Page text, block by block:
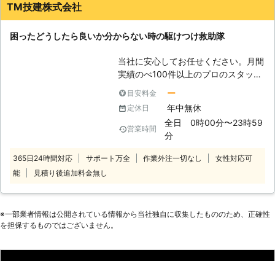
ポータブルバッテリーで充電をするた
めには車のバッテリーにつなげる必要
を間違えてしまうと、引火して爆発を
引き起こしてしまうことがあるので
めにも、不用意に自分で作業をせずプ
ロに依頼しましょう。 ●出張対応が
可能！出先のバッテリー切れにも対応
可能！ 弊社は無料で、電話相談と出
め、運転中や出先のバッテリー切れに
で、お客様に安心していただくことが
【アースロックサービスは、365日
様からのSOSにいつでも対応できるよ
う、休まず営業しています。ご連絡い
ただければ、すぐにお客様の元へ駆け
付け、車のバッテリー上がりを修復い
車種でもバッテリー上がりから復旧い
たします】 弊社の修復方法は、ジャ
ンプスターターを使用します。ジャン
使うことで、軽自動車から、大型トラ
よ。 また、弊社ではエンジンが起動
TM技建株式会社
困ったどうしたら良いか分からない時の駆けつけ救助隊
当社に安心してお任せください。月間
実績のべ100件以上のプロのスタッフ
目安料金 ー
定休日 年中無休
営業時間
全日 0時00分〜23時59
分
365日24時間対応 サポート万全 作業外注一切なし
女性対応可
能
見積り後追加料金無し
※⼀部業者情報は公開されている情報から当社独⾃に収集したもののため、正確性
を担保するものではございません。